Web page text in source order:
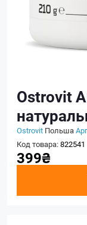
Ostrovit
Ostrovit Польша
Код товара:822541
399₴